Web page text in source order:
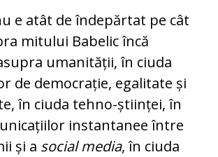
e atât de în­de­păr­tat pe cât
mi­tu­lui Babelic încă
umanității, în ciuda
de democrație, ega­litate și
în ciuda tehno-ști­in­ței, în
instan­tanee între
și a social me­dia, în ciuda